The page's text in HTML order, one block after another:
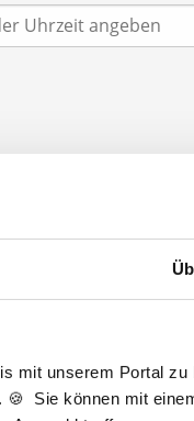
mit unserem Portal zu
🍪 Sie können mit
*